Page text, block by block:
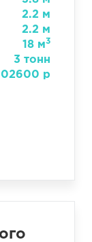
2.2 м
2.2 м
18 м3
3 тонн
р